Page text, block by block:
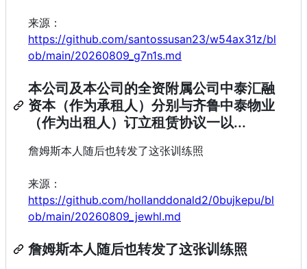
来源：
https://github.com/santossusan23/w54ax31z/bl
ob/main/20260809_g7n1s.md
本公司及本公司的全资附属公司中泰汇融
资本（作为承租人）分别与齐鲁中泰物业
（作为出租人）订立租赁协议一以...
詹姆斯本人随后也转发了这张训练照
来源：
https://github.com/hollanddonald2/0bujkepu/bl
ob/main/20260809_jewhl.md
詹姆斯本人随后也转发了这张训练照